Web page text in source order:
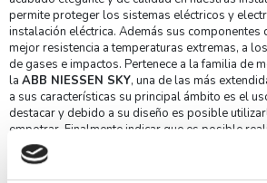
permite proteger los sistemas eléctricos y
instalación eléctrica. Además sus componentes
mejor resistencia a temperaturas extremas, a
de gases e impactos. Pertenece a la familia de
la ABB NIESSEN SKY, una de las más
a sus características su principal ámbito es el
destacar y debido a su diseño es posible
empotrar. Finalmente indicar que es posible
vertical como horizontal.
Ventajas y características de la